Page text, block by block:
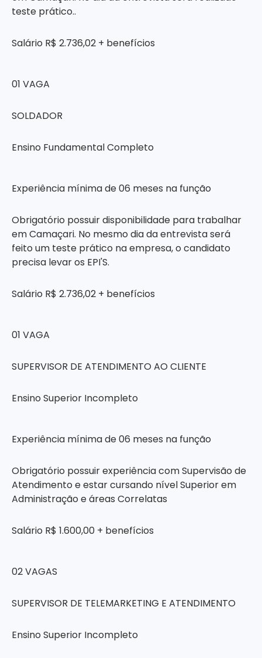
teste prático..
Salário R$ 2.736,02 + benefícios
01 VAGA
SOLDADOR
Ensino Fundamental Completo
Experiência mínima de 06 meses na função
Obrigatório possuir disponibilidade para trabalhar
em Camaçari. No mesmo dia da entrevista será
feito um teste prático na empresa, o candidato
precisa levar os EPI'S.
Salário R$ 2.736,02 + benefícios
01 VAGA
SUPERVISOR DE ATENDIMENTO AO CLIENTE
Ensino Superior Incompleto
Experiência mínima de 06 meses na função
Obrigatório possuir experiência com Supervisão de
Atendimento e estar cursando nível Superior em
Administração e áreas Correlatas
Salário R$ 1.600,00 + benefícios
02 VAGAS
SUPERVISOR DE TELEMARKETING E ATENDIMENTO
Ensino Superior Incompleto